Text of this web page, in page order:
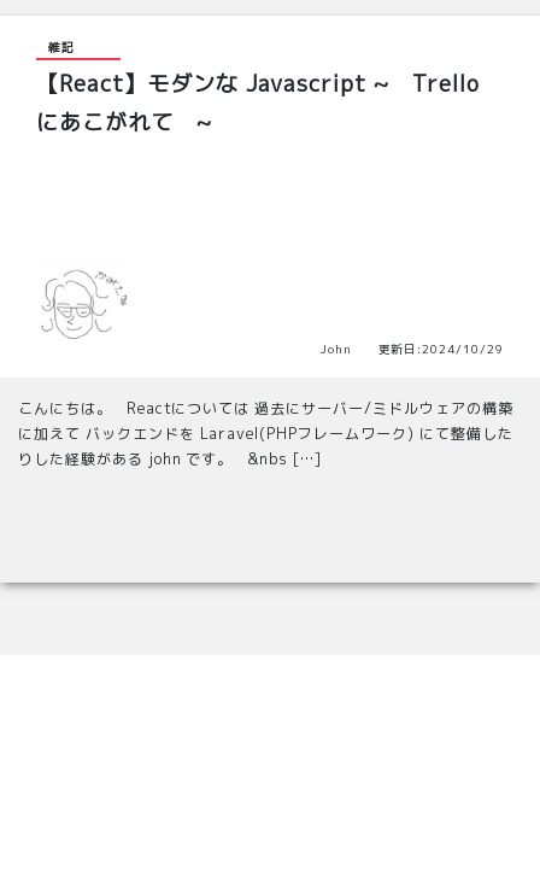
雑記
【React】モダンな Javascript ~ Trello
にあこがれて ~
John 更新日:2024/10/29
こんにちは。 Reactについては 過去にサーバー/ミドルウェアの構築
に加えて バックエンドを Laravel(PHPフレームワーク) にて整備した
りした経験がある john です。 &nbs […]